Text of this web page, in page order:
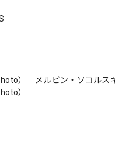
） メルビン・ソコル
）